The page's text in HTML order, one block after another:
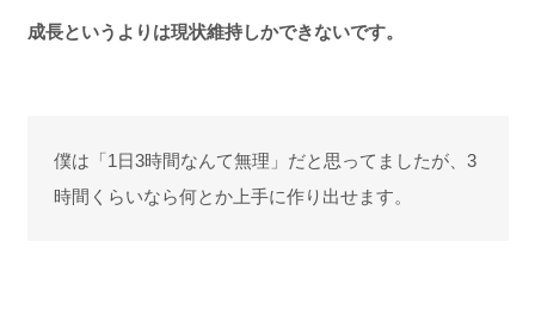
成長というよりは現状維持しかできないです。
僕は「1日3時間なんて無理」だと思ってましたが、3
時間くらいなら何とか上手に作り出せます。